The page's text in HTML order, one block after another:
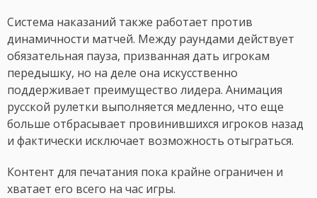
Система наказаний также работает против
динамичности матчей. Между раундами действует
обязательная пауза, призванная дать игрокам
передышку, но на деле она искусственно
поддерживает преимущество лидера. Анимация
русской рулетки выполняется медленно, что еще
больше отбрасывает провинившихся игроков назад
и фактически исключает возможность отыграться.
Контент для печатания пока крайне ограничен и
хватает его всего на час игры.